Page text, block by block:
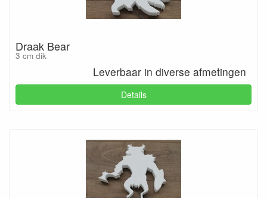
Draak Bear
3 cm dik
Leverbaar in diverse afmetingen
Details